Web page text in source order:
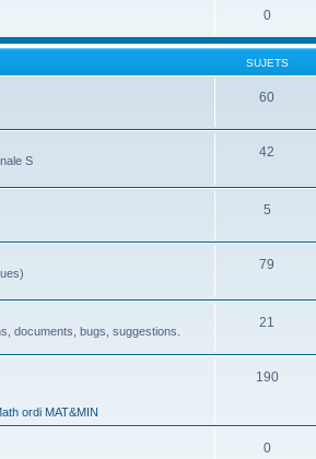
0
SUJETS
60
S
42
5
79
documents, bugs, suggestions.
21
ordi MAT&MIN
190
0